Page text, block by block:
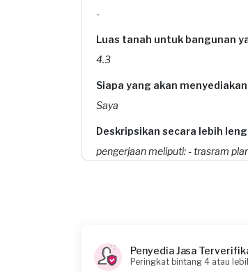
-
Luas tanah untuk bangunan
4.3
Siapa yang akan
Saya
Deskripsikan secara lebih
pengerjaan meliputi: - trasram
Apakah Anda membutuhkan
Tidak
Penyedia Jasa
Peringkat bintang 4 atau